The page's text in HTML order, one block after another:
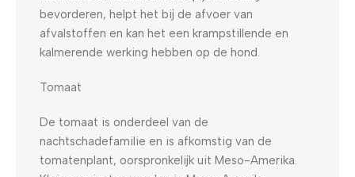
bevorderen, helpt het bij de afvoer van
afvalstoffen en kan het een krampstillende en
kalmerende werking hebben op de hond.
Tomaat
De tomaat is onderdeel van de
nachtschadefamilie en is afkomstig van de
tomatenplant, oorspronkelijk uit Meso-Amerika.